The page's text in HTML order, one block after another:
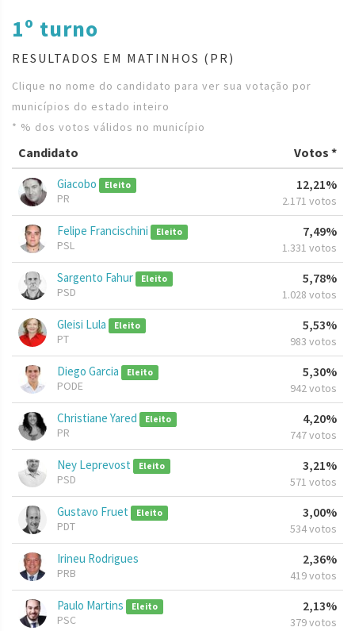
1º turno
RESULTADOS EM MATINHOS (PR)
Clique no nome do candidato para ver sua votação por
municípios do estado inteiro
* % dos votos válidos no município
Candidato Votos *
Giacobo Eleito
PR
12,21%
2.171 votos
Felipe Francischini Eleito
PSL
7,49%
1.331 votos
Sargento Fahur Eleito
PSD
5,78%
1.028 votos
Gleisi Lula Eleito
PT
5,53%
983 votos
Diego Garcia Eleito
PODE
5,30%
942 votos
Christiane Yared Eleito
PR
4,20%
747 votos
Ney Leprevost Eleito
PSD
3,21%
571 votos
Gustavo Fruet Eleito
PDT
3,00%
534 votos
Irineu Rodrigues
PRB
2,36%
419 votos
Paulo Martins Eleito
PSC
2,13%
379 votos